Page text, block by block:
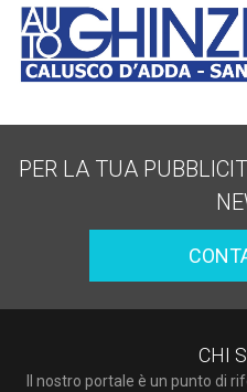
PER LA TUA
CHI
Il nostro portale è un punto di